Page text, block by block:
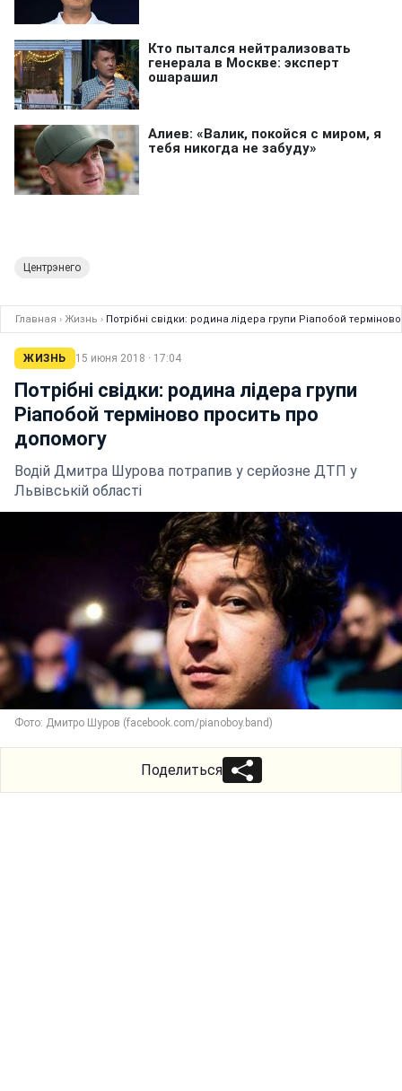
Центрэнего
Главная › Жизнь › Потрібні свідки: родина лідера групи Ріапобой
ЖИЗНЬ 15 июня 2018 · 17:04
Потрібні свідки: родина лідера групи
Ріапобой терміново просить про
допомогу
Водій Дмитра Шурова потрапив у серйозне ДТП у
Львівській області
Фото: Дмитро Шуров (facebook.com/pianoboy.band)
Поделиться